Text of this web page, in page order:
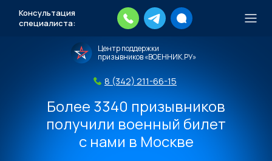
Консультация
специалиста:
Более 3340 призывников
получили военный билет
с нами в Москве
Центр поддержки
призывников «ВОЕННИК.РУ»
8 (342) 211-66-15
Тысячи повесток рассылаются
каждый день. Экстренный план
действий
Скачать план